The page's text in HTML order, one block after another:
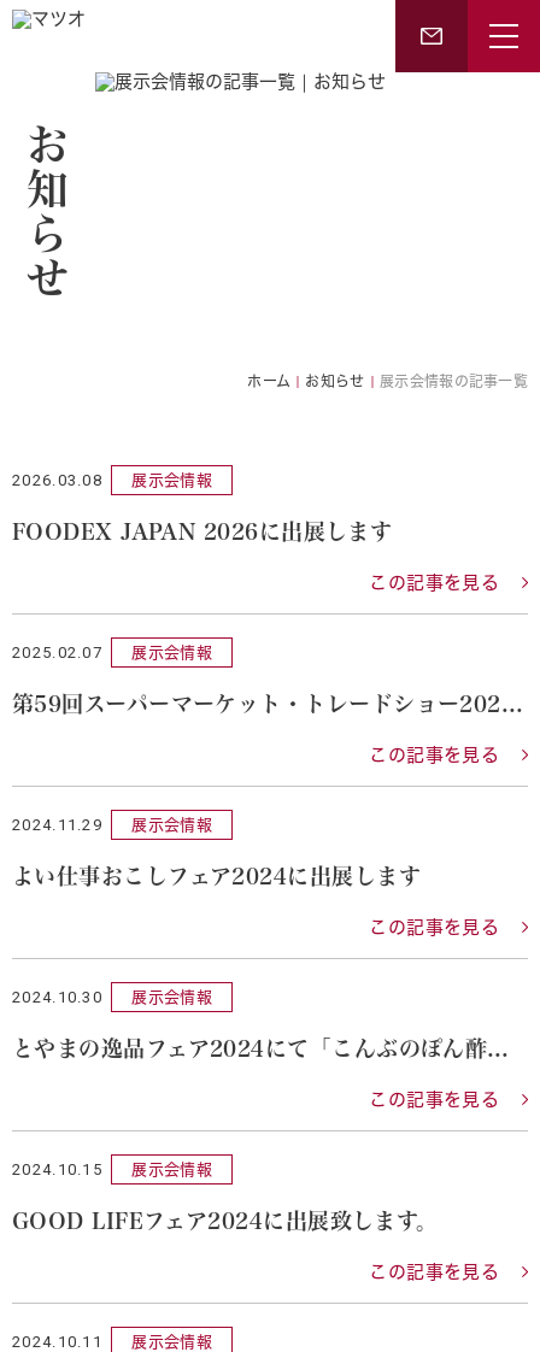
お知らせ
ホーム お知らせ 展示会情報の記事一覧
2026.03.08 展示会情報
FOODEX JAPAN 2026に出展します
この記事を見る
2025.02.07 展示会情報
第59回スーパーマーケット・トレードショー2025に出展します
この記事を見る
2024.11.29 展示会情報
よい仕事おこしフェア2024に出展します
この記事を見る
2024.10.30 展示会情報
とやまの逸品フェア2024にて「こんぶのぽん酢」「味付昆布」「白えびのだし」を販売いたします
この記事を見る
2024.10.15 展示会情報
GOOD LIFEフェア2024に出展致します。
この記事を見る
2024.10.11 展示会情報